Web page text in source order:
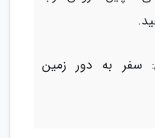
سفر به دور زمین